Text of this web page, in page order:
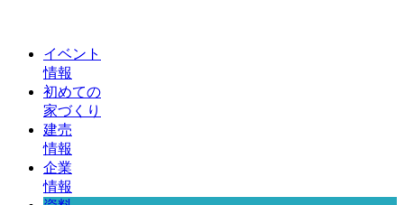
イベント
情報
初めての
家づくり
建売
情報
企業
情報